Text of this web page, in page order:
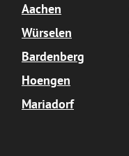
Aachen
Würselen
Bardenberg
Hoengen
Mariadorf